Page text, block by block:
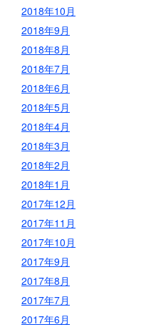
2018年10月
2018年9月
2018年8月
2018年7月
2018年6月
2018年5月
2018年4月
2018年3月
2018年2月
2018年1月
2017年12月
2017年11月
2017年10月
2017年9月
2017年8月
2017年7月
2017年6月